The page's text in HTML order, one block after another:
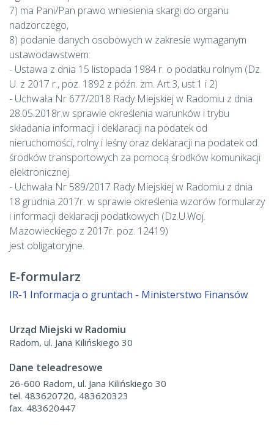
7) ma Pani/Pan prawo wniesienia skargi do organu
nadzorczego,
8) podanie danych osobowych w zakresie wymaganym
ustawodawstwem:
- Ustawa z dnia 15 listopada 1984 r. o podatku rolnym (Dz.
U. z 2017 r., poz. 1892 z późn. zm. Art.3, ust.1 i 2)
- Uchwała Nr 677/2018 Rady Miejskiej w Radomiu z dnia
28.05.2018r.w sprawie określenia warunków i trybu
składania informacji i deklaracji na podatek od
nieruchomości, rolny i leśny oraz deklaracji na podatek od
środków transportowych za pomocą środków komunikacji
elektronicznej.
- Uchwała Nr 589/2017 Rady Miejskiej w Radomiu z dnia
18 grudnia 2017r. w sprawie określenia wzorów formularzy
i informacji deklaracji podatkowych (Dz.U.Woj.
Mazowieckiego z 2017r. poz. 12419)
jest obligatoryjne.
E-formularz
IR-1 Informacja o gruntach - Ministerstwo Finansów
Urząd Miejski w Radomiu
Radom, ul. Jana Kilińskiego 30
Dane teleadresowe
26-600 Radom, ul. Jana Kilińskiego 30
tel. 483620720, 483620323
fax. 483620447